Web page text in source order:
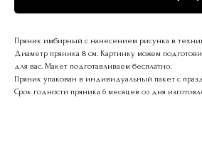
Пряник имбирный с нанесением рисунка в
Диаметр пряника 8 см. Картинку можем
для вас. Макет подготавливаем бесплатно.
Пряник упакован в индивидуальный пакет с
Срок годности пряника 6 месяцев со дня